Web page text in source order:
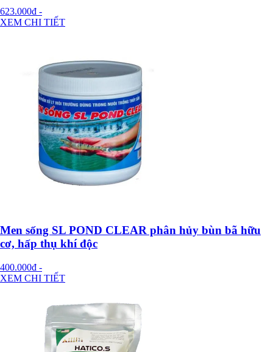
623.000đ -
XEM CHI TIẾT
Men sống SL POND CLEAR phân hủy bùn bã hữu
cơ, hấp thụ khí độc
400.000đ -
XEM CHI TIẾT